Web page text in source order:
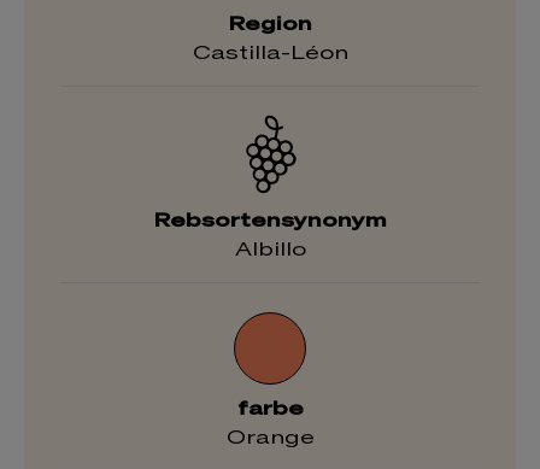
Region
Castilla-Léon
Rebsortensynonym
Albillo
farbe
Orange